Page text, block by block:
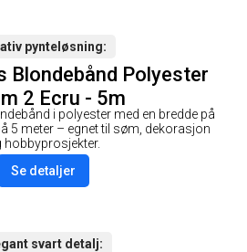
pynteløsning
Blondebånd Polyester
2 Ecru - 5m
i polyester med en bredde på
5 meter – egnet til søm, dekorasjon
hobbyprosjekter.
Se detaljer
svart detalj